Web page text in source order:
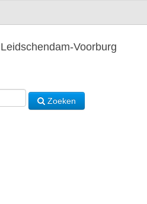
Voorburg
Zoeken